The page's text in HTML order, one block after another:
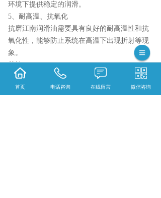
环境下提供稳定的润滑。
5、耐高温、抗氧化
抗磨江南润滑油需要具有良好的耐高温性和抗
氧化性，能够防止系统在高温下出现折射等现
象。
总结：
抗磨江南润滑油是液压系统的重要组成部分，
可以减少系统内部金属部件的摩擦，减少磨损
首页 电话咨询 在线留言 微信咨询